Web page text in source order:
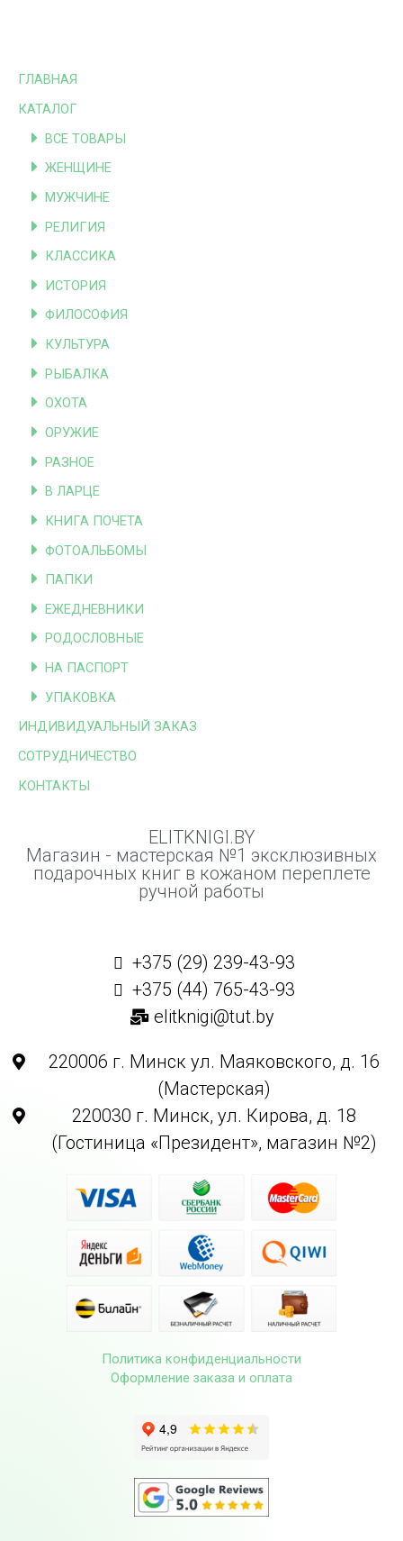
ГЛАВНАЯ
КАТАЛОГ
ВСЕ ТОВАРЫ
ЖЕНЩИНЕ
МУЖЧИНЕ
РЕЛИГИЯ
КЛАССИКА
ИСТОРИЯ
ФИЛОСОФИЯ
КУЛЬТУРА
РЫБАЛКА
ОХОТА
ОРУЖИЕ
РАЗНОЕ
В ЛАРЦЕ
КНИГА ПОЧЕТА
ФОТОАЛЬБОМЫ
ПАПКИ
ЕЖЕДНЕВНИКИ
РОДОСЛОВНЫЕ
НА ПАСПОРТ
УПАКОВКА
ИНДИВИДУАЛЬНЫЙ ЗАКАЗ
СОТРУДНИЧЕСТВО
КОНТАКТЫ
ELITKNIGI.BY
Магазин - мастерская №1 эксклюзивных
подарочных книг в кожаном переплете
ручной работы
+375 (29) 239-43-93
+375 (44) 765-43-93
elitknigi@tut.by
220006 г. Минск ул. Маяковского, д. 16
(Мастерская)
220030 г. Минск, ул. Кирова, д. 18
(Гостиница «Президент», магазин №2)
Политика конфиденциальности
Оформление заказа и оплата